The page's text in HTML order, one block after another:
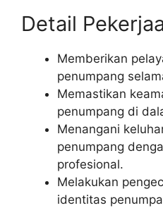
Detail
Memberikan
penumpang
Memastikan
penumpang di
Menangani
penumpang
profesional.
Melakukan
identitas